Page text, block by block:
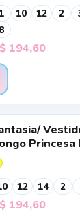
10 12 2
8
194,60
Princesa
12 14 2
194,60